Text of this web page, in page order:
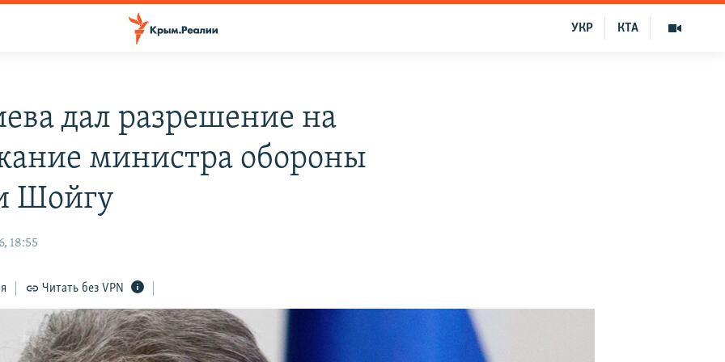
КТА
УКР
дал разрешение на
министра обороны
Шойгу
18:55
Читать без VPN